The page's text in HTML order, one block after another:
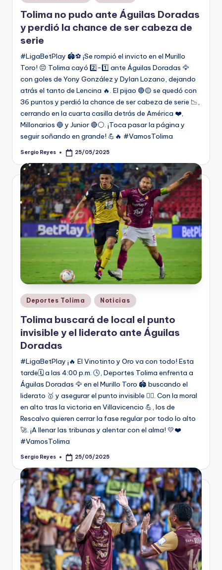
en
Tolima no pudo ante Águilas Doradas
y perdió la chance de ser cabeza de
serie
#LigaBetPlay 🏟️⚽ ¡Se rompió el invicto en el Murillo
Toro! 😔 Tolima cayó 2️⃣-1️⃣ ante Águilas Doradas 🦅
con goles de Yony González y Dylan Lozano, dejando
atrás el tanto de Lencina 🔥. El pijao 🔴🟡 se quedó con
36 puntos y perdió la chance de ser cabeza de serie 📉,
cerrando en la cuarta casilla detrás de América ❤️,
Millonarios 🔵 y Junior 🔴⚪. ¡Toca pasar la página y
seguir soñando en grande! 💪🔥 #VamosTolima
Publicado
Sergio Reyes 25/05/2025
Publicado
en
Deportes Tolima Noticias
Tolima buscará de local el punto
invisible y el liderato ante Águilas
Doradas
#LigaBetPlay ¡🔥 El Vinotinto y Oro va con todo! Esta
tarde🗓️ a las 4:00 p.m. 🕓, Deportes Tolima enfrenta a
Águilas Doradas 🦅 en el Murillo Toro 🏟️ buscando el
liderato 🥇 y asegurar el punto invisible 🕵️‍♂️. Con la moral
en alto tras la victoria en Villavicencio 💪, los de
Rescalvo quieren cerrar la fase regular por todo lo alto
🚀. ¡A llenar las tribunas y alentar con el alma! 💛❤️
#VamosTolima
Publicado
Sergio Reyes 25/05/2025